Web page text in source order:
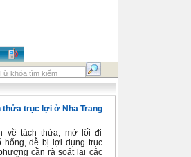
thửa trục lợi ở Nha Trang
về tách thửa, mở lối đi
hổng, dễ bị lợi dụng trục
cần rà soát lại các